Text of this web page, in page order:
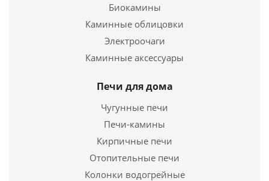
Чугунная печь для бани "ЛЕГЕНДА" Ковка 16 (270)
45 480 руб.
Биокамины
Каминные облицовки
Электроочаги
Каминные аксессуары
Печи для дома
Чугунные печи
Печи-камины
Кирпичные печи
Отопительные печи
Колонки водогрейные